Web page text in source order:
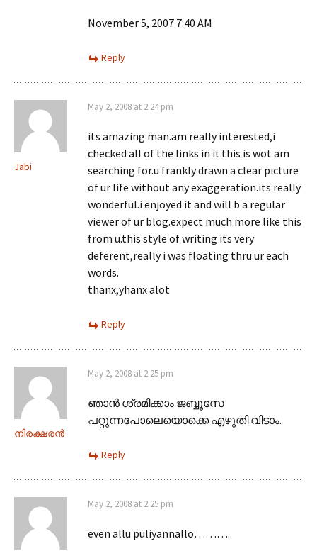
November 5, 2007 7:40 AM
Reply
Jabi
May 2, 2008 at 2:24 pm
its amazing man.am really interested,i
checked all of the links in it.this is wot am
searching for.u frankly drawn a clear picture
of ur life without any exaggeration.its really
wonderful.i enjoyed it and will b a regular
viewer of ur blog.expect much more like this
from u.this style of writing its very
deferent,really i was floating thru ur each
words.
thanx,yhanx alot
Reply
നിരക്ഷരന്‍
May 2, 2008 at 2:25 pm
ഞാന്‍ ശ്രമിക്കാം ജബ്ബൂസേ
പറ്റുന്നപോലെയൊക്കെ എഴുതി വിടാം.
Reply
May 2, 2008 at 2:25 pm
even allu puliyannallo………..